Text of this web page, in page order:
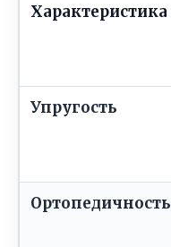
Характеристика
Упругость
Ортопедичность